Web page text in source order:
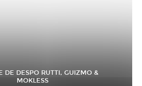
DE DESPO RUTTI, GUIZMO &
MOKLESS